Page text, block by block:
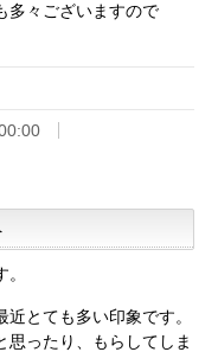
多々ございますので
とても多い印象です。
思ったり、もらしてしま